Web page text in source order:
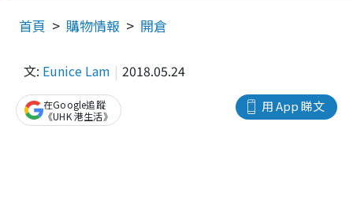
首頁 購物情報 開倉
文: Eunice Lam 2018.05.24
用 App 睇文
在Google追蹤
《UHK 港生活》